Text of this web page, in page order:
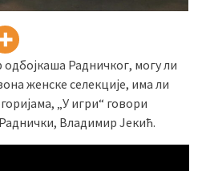
Радничког, могу ли
женске селекције, има ли
„У игри“ говори
Владимир Јекић.